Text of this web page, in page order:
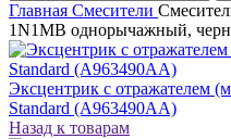
Главная Смесители
1N1MB однорычажный,
Эксцентрик с отражателем
Standard (A963490AA)
Назад к товарам